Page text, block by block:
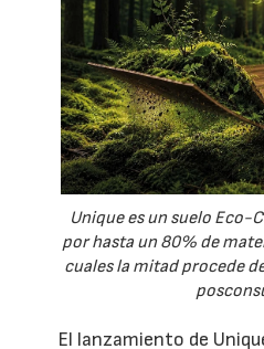
Unique es un suelo
por hasta un 80% de
cuales la mitad procede
El lanzamiento de